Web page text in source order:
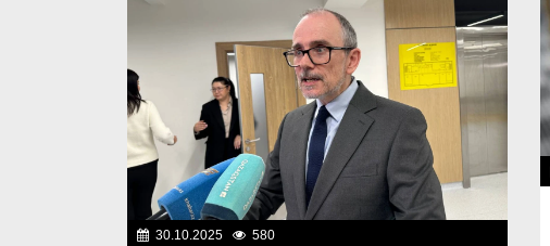
30.10.2025 580